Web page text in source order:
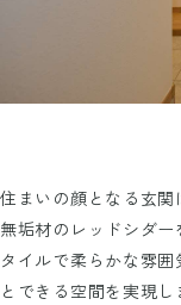
住まいの顔となる玄
無垢材のレッドシダ
タイルで柔らかな雰
とできる空間を実現